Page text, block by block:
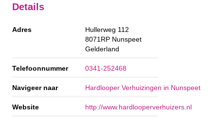
Details
Adres
Hullerweg 112
8071RP Nunspeet
Gelderland
Telefoonnummer 0341-252468
Navigeer naar Hardlooper Verhuizingen in Nunspeet
Website http://www.hardlooperverhuizers.nl